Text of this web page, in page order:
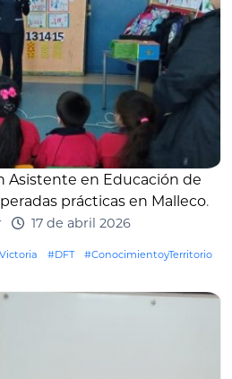
Asistente en Educación de
prácticas en Malleco.
17 de abril 2026
#DFT #ConocimientoyTerritorio